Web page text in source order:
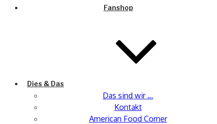
Fanshop
Dies & Das
Das sind wir …
Kontakt
American Food Corner